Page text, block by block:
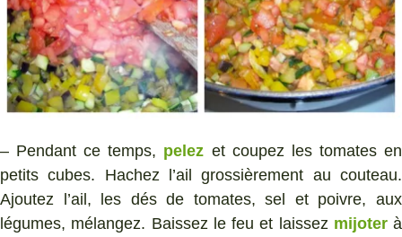
– Pendant ce temps, pelez et coupez les tomates en
petits cubes. Hachez l’ail grossièrement au couteau.
Ajoutez l’ail, les dés de tomates, sel et poivre, aux
légumes, mélangez. Baissez le feu et laissez mijoterà